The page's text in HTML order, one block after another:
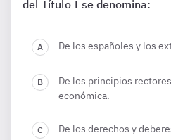
del Título I se denomina:
De los españoles y los
De los principios
económica.
De los derechos y